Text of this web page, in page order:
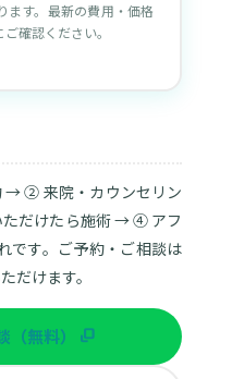
す。最新の費用・価格
確認ください。
→ ② 来院・カウンセリン
だけたら施術 → ④ アフ
です。ご予約・ご相談は
だけます。
無料）